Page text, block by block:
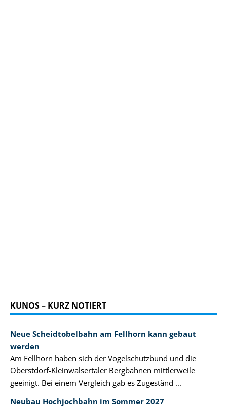
KUNOS – KURZ NOTIERT
Neue Scheidtobelbahn am Fellhorn kann gebaut
werden
Am Fellhorn haben sich der Vogelschutzbund und die
Oberstdorf-Kleinwalsertaler Bergbahnen mittlerweile
geeinigt. Bei einem Vergleich gab es Zugeständ ...
Neubau Hochjochbahn im Sommer 2027